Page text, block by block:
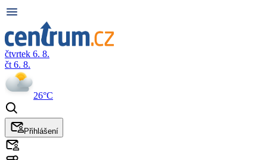
čtvrtek 6. 8.
čt 6. 8.
26°C
Přihlášení